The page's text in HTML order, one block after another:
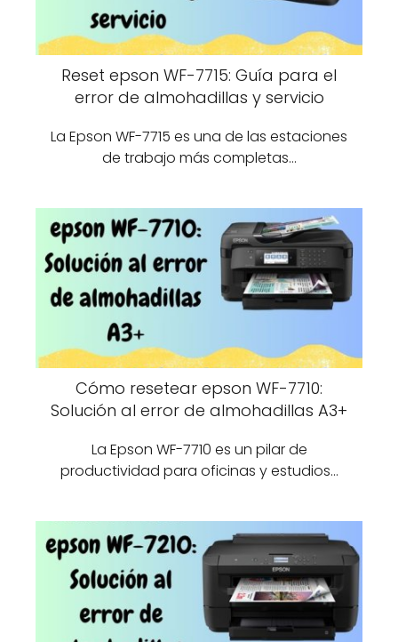
Reset epson WF-7715: Guía para el
error de almohadillas y servicio
La Epson WF-7715 es una de las estaciones
de trabajo más completas…
Cómo resetear epson WF-7710:
Solución al error de almohadillas A3+
La Epson WF-7710 es un pilar de
productividad para oficinas y estudios…